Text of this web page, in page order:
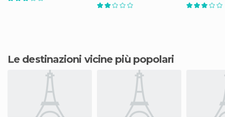
Le destinazioni vicine più popolari